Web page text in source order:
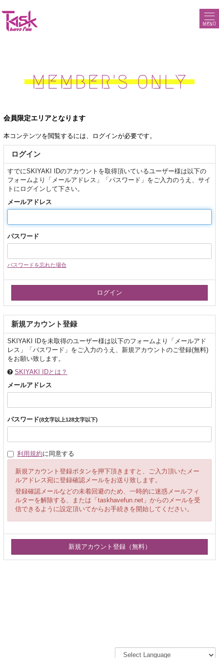
MENU
MEMBER'S ONLY
会員限定エリアとなります
本コンテンツを閲覧するには、ログインが必要です。
ログイン
すでにSKIYAKI IDのアカウントを取得頂いているユーザー様は以下の
フォームより「メールアドレス」「パスワード」をご入力のうえ、サイ
トにログインして下さい。
メールアドレス
パスワード
パスワードを忘れた場合
新規アカウント登録
SKIYAKI IDを未取得のユーザー様は以下のフォームより「メールアド
レス」「パスワード」をご入力のうえ、新規アカウントのご登録(無料)
をお願い致します。
SKIYAKI IDとは？
メールアドレス
パスワード(8文字以上128文字以下)
利用規約に同意する
新規アカウント登録ボタンを押下頂きますと、ご入力頂いたメー
ルアドレス宛に登録確認メールをお送り致します。
登録確認メールなどの未着回避のため、一時的に迷惑メールフィ
ルターを解除する、または「taskhavefun.net」からのメールを受
信できるように設定頂いてからお手続きを開始してください。